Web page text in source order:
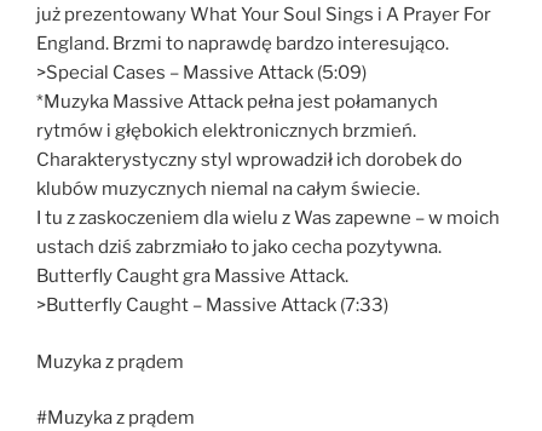
już prezentowany What Your Soul Sings i A Prayer For
England. Brzmi to naprawdę bardzo interesująco.
>Special Cases – Massive Attack (5:09)
*Muzyka Massive Attack pełna jest połamanych
rytmów i głębokich elektronicznych brzmień.
Charakterystyczny styl wprowadził ich dorobek do
klubów muzycznych niemal na całym świecie.
I tu z zaskoczeniem dla wielu z Was zapewne – w moich
ustach dziś zabrzmiało to jako cecha pozytywna.
Butterfly Caught gra Massive Attack.
>Butterfly Caught – Massive Attack (7:33)
Muzyka z prądem
#Muzyka z prądem